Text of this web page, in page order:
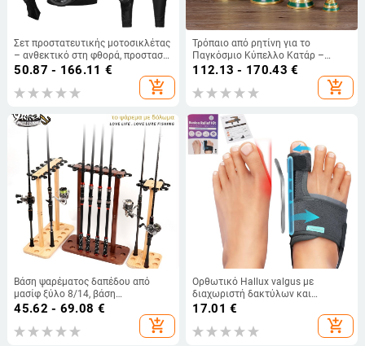
Σετ προστατευτικής μοτοσικλέτας
– ανθεκτικό στη φθορά, προστασία
από πτώσεις; μαξιλαράκια
γόνατων, αγκώνων, θώρακα και
αυχένα; PE περίβλημα; ενήλικες;
50.87 - 166.11 €
add_shopping_cart
Τρόπαιο από ρητίνη για το
Παγκόσμιο Κύπελλο Κατάρ –
Κύπελλο Ηρακλής, αναμνηστικό
ποδοσφαίρου, 36 εκ., δυνατότητα
εκτύπωσης λογότυπου,
112.13 - 170.43 €
add_shopping_cart
Βάση ψαρέματος δαπέδου από
μασίφ ξύλο 8/14, βάση
αποθήκευσης καλαμιών
διασυνοριακό νέο προϊόν
45.62 - 69.08 €
add_shopping_cart
Ορθωτικό Hallux valgus με
διαχωριστή δακτύλων και
υποστήριξη αλουμινίου | Μοντέλο
24-M-002 | Διαπνέον ύφασμα +
Velcro
17.01 €
add_shopping_cart